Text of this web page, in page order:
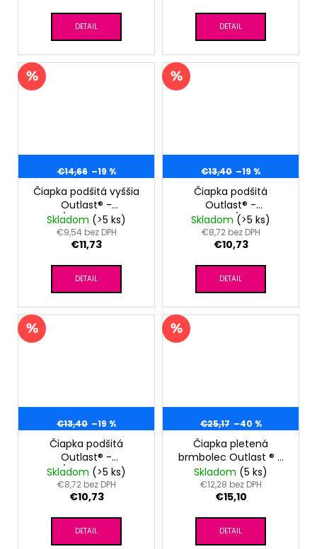
DETAIL DETAIL
€14,66 –19 %
Čiapka podšitá vyššia
Outlast® -
pixel/tm.šedý melír
Skladom (>5 ks)
€9,54 bez DPH
€11,73
DETAIL
€13,40 –19 %
Čiapka podšitá
Outlast® -
ornament/tm.šedý
melír
Skladom (>5 ks)
€8,72 bez DPH
€10,73
DETAIL
€13,40 –19 %
Čiapka podšitá
Outlast® -
pixel/tm.šedý melír
Skladom (>5 ks)
€8,72 bez DPH
€10,73
DETAIL
€25,17 –40 %
Čiapka pletená
brmbolec Outlast ® -
tm.šedá
Skladom (5 ks)
€12,28 bez DPH
€15,10
DETAIL